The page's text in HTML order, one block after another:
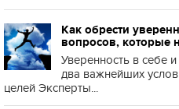
Как обрести
вопросов, которые
Уверенность в себе
два важнейших
целей Эксперты...